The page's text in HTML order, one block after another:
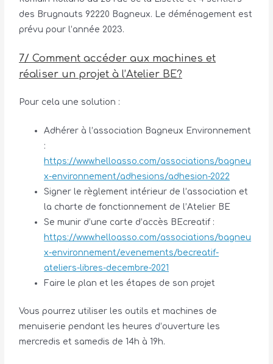
des Brugnauts 92220 Bagneux. Le déménagement est
prévu pour l’année 2023.
7/ Comment accéder aux machines et
réaliser un projet à l’Atelier BE?
Pour cela une solution :
Adhérer à l’association Bagneux Environnement
:
https://www.helloasso.com/associations/bagneu
x-environnement/adhesions/adhesion-2022
Signer le règlement intérieur de l’association et
la charte de fonctionnement de l’Atelier BE
Se munir d’une carte d’accès BEcreatif :
https://www.helloasso.com/associations/bagneu
x-environnement/evenements/becreatif-
ateliers-libres-decembre-2021
Faire le plan et les étapes de son projet
Vous pourrez utiliser les outils et machines de
menuiserie pendant les heures d’ouverture les
mercredis et samedis de 14h à 19h.